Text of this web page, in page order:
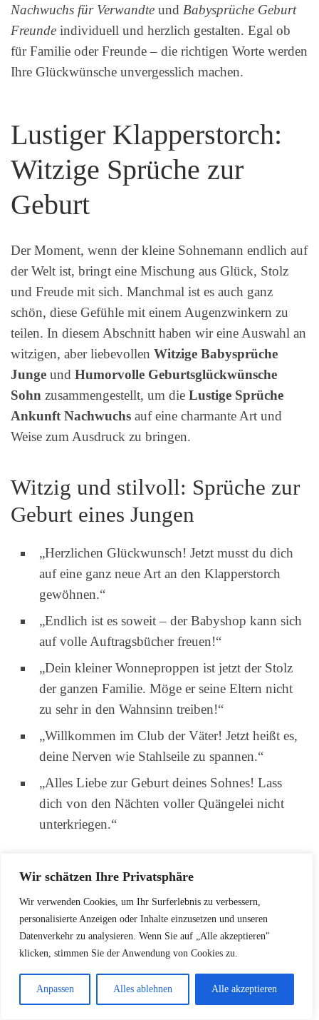
Wir schätzen Ihre Privatsphäre
Wir verwenden Cookies, um Ihr Surferlebnis zu verbessern,
personalisierte Anzeigen oder Inhalte einzusetzen und unseren
Datenverkehr zu analysieren. Wenn Sie auf „Alle akzeptieren"
klicken, stimmen Sie der Anwendung von Cookies zu.
Anpassen Alles ablehnen Alle akzeptieren
Nachwuchs für Verwandte und Babysprüche Geburt
Freunde individuell und herzlich gestalten. Egal ob
für Familie oder Freunde – die richtigen Worte werden
Ihre Glückwünsche unvergesslich machen.
Lustiger Klapperstorch:
Witzige Sprüche zur
Geburt
Der Moment, wenn der kleine Sohnemann endlich auf
der Welt ist, bringt eine Mischung aus Glück, Stolz
und Freude mit sich. Manchmal ist es auch ganz
schön, diese Gefühle mit einem Augenzwinkern zu
teilen. In diesem Abschnitt haben wir eine Auswahl an
witzigen, aber liebevollen Witzige Babysprüche
Junge und Humorvolle Geburtsglückwünsche
Sohn zusammengestellt, um die Lustige Sprüche
Ankunft Nachwuchs auf eine charmante Art und
Weise zum Ausdruck zu bringen.
Witzig und stilvoll: Sprüche zur
Geburt eines Jungen
„Herzlichen Glückwunsch! Jetzt musst du dich
auf eine ganz neue Art an den Klapperstorch
gewöhnen.“
„Endlich ist es soweit – der Babyshop kann sich
auf volle Auftragsbücher freuen!“
„Dein kleiner Wonneproppen ist jetzt der Stolz
der ganzen Familie. Möge er seine Eltern nicht
zu sehr in den Wahnsinn treiben!“
„Willkommen im Club der Väter! Jetzt heißt es,
deine Nerven wie Stahlseile zu spannen.“
„Alles Liebe zur Geburt deines Sohnes! Lass
dich von den Nächten voller Quängelei nicht
unterkriegen.“
Von Baby zum Teenie:
Humorvolle Glückwünsche
„Herzlichen Glückwunsch! Jetzt beginnt der
Kampf um die Couch und die Fernbedienung.“
„Dein Sohn ist endlich da – ab jetzt heißt es